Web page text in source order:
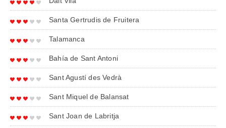
Santa Gertrudis de Fruitera
Talamanca
Bahía de Sant Antoni
Sant Agustí des Vedrà
Sant Miquel de Balansat
Sant Joan de Labritja